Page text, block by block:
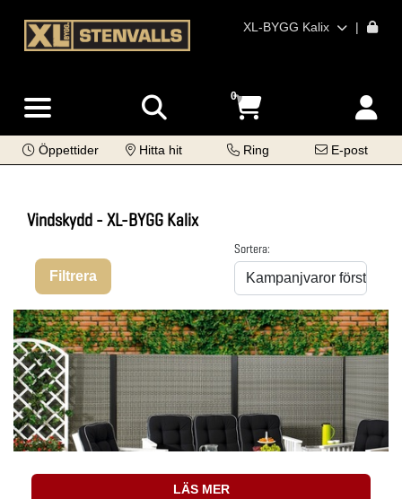
XL-BYGG Kalix |
0
Öppettider Hitta hit Ring E-post
Vindskydd - XL-BYGG Kalix
Filtrera
Sortera:
LÄS MER